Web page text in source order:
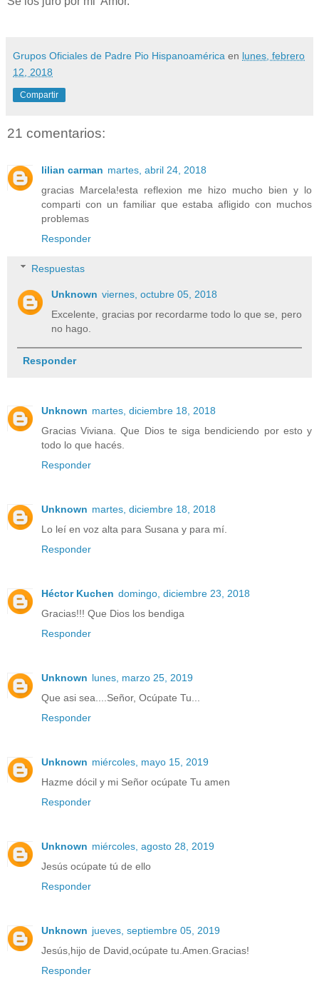
Grupos Oficiales de Padre Pio Hispanoamérica en lunes, febrero
12, 2018
Compartir
21 comentarios:
lilian carman martes, abril 24, 2018
gracias Marcela!esta reflexion me hizo mucho bien y lo
comparti con un familiar que estaba afligido con muchos
problemas
Responder
Respuestas
Unknown viernes, octubre 05, 2018
Excelente, gracias por recordarme todo lo que se, pero
no hago.
Responder
Unknown martes, diciembre 18, 2018
Gracias Viviana. Que Dios te siga bendiciendo por esto y
todo lo que hacés.
Responder
Unknown martes, diciembre 18, 2018
Lo leí en voz alta para Susana y para mí.
Responder
Héctor Kuchen domingo, diciembre 23, 2018
Gracias!!! Que Dios los bendiga
Responder
Unknown lunes, marzo 25, 2019
Que asi sea....Señor, Ocúpate Tu...
Responder
Unknown miércoles, mayo 15, 2019
Hazme dócil y mi Señor ocúpate Tu amen
Responder
Unknown miércoles, agosto 28, 2019
Jesús ocúpate tú de ello
Responder
Unknown jueves, septiembre 05, 2019
Jesús,hijo de David,ocúpate tu.Amen.Gracias!
Responder